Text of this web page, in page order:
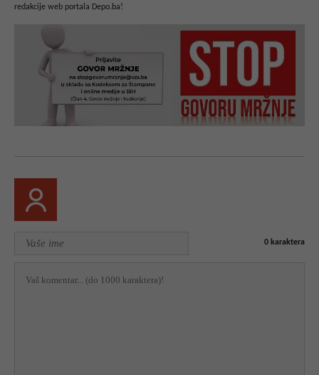
redakcije web portala Depo.ba!
0 karaktera